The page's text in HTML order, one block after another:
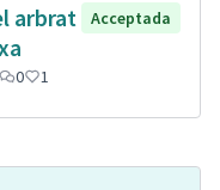
arbrat
Acceptada
0 1